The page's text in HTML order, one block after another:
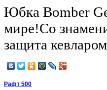
Юбка Bomber
мире!Со
защита
Рафт 500